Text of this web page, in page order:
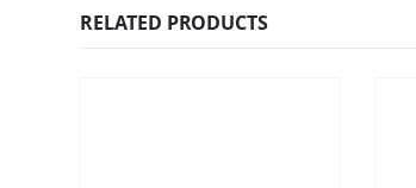
RELATED PRODUCTS